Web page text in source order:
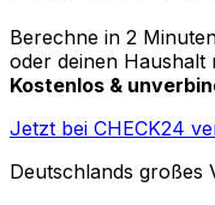
Berechne in 2
oder deinen Haushalt
Kostenlos &
Jetzt bei CHECK24
Deutschlands großes